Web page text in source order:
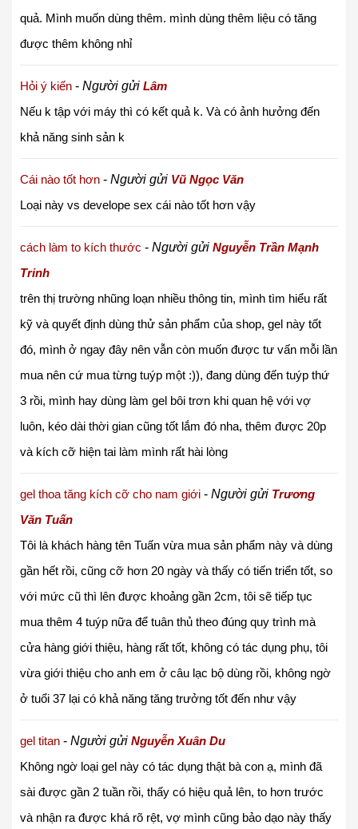
quả. Mình muốn dùng thêm. mình dùng thêm liệu có tăng
được thêm không nhỉ
Hỏi ý kiến - Người gửi Lâm
Nếu k tập với máy thì có kết quả k. Và có ảnh hưởng đến
khả năng sinh sản k
Cái nào tốt hơn - Người gửi Vũ Ngọc Văn
Loại này vs develope sex cái nào tốt hơn vậy
cách làm to kích thước - Người gửi Nguyễn Trần Mạnh
Trinh
trên thị trường nhũng loạn nhiều thông tin, mình tìm hiểu rất
kỹ và quyết định dùng thử sản phẩm của shop, gel này tốt
đó, mình ở ngay đây nên vẫn còn muốn được tư vấn mỗi lần
mua nên cứ mua từng tuýp một :)), đang dùng đến tuýp thứ
3 rồi, mình hay dùng làm gel bôi trơn khi quan hệ với vợ
luôn, kéo dài thời gian cũng tốt lắm đó nha, thêm được 20p
và kích cỡ hiện tai làm mình rất hài lòng
gel thoa tăng kích cỡ cho nam giới - Người gửi Trương
Văn Tuấn
Tôi là khách hàng tên Tuấn vừa mua sản phẩm này và dùng
gần hết rồi, cũng cỡ hơn 20 ngày và thấy có tiến triển tốt, so
với mức cũ thì lên được khoảng gần 2cm, tôi sẽ tiếp tục
mua thêm 4 tuýp nữa để tuân thủ theo đúng quy trình mà
cửa hàng giới thiệu, hàng rất tốt, không có tác dụng phụ, tôi
vừa giới thiệu cho anh em ở câu lạc bộ dùng rồi, không ngờ
ở tuổi 37 lại có khả năng tăng trưởng tốt đến như vậy
gel titan - Người gửi Nguyễn Xuân Du
Không ngờ loại gel này có tác dụng thật bà con ạ, mình đã
sài được gần 2 tuần rồi, thấy có hiệu quả lên, to hơn trước
và nhận ra được khá rõ rệt, vợ mình cũng bảo dạo này thấy